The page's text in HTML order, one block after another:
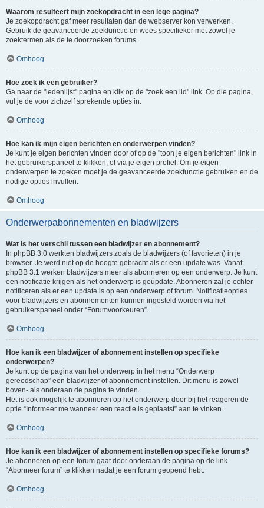
Waarom resulteert mijn zoekopdracht in een lege pagina?
Je zoekopdracht gaf meer resultaten dan de webserver kon verwerken.
Gebruik de geavanceerde zoekfunctie en wees specifieker met zowel je
zoektermen als de te doorzoeken forums.
Omhoog
Hoe zoek ik een gebruiker?
Ga naar de "ledenlijst" pagina en klik op de "zoek een lid" link. Op die pagina,
vul je de voor zichzelf sprekende opties in.
Omhoog
Hoe kan ik mijn eigen berichten en onderwerpen vinden?
Je kunt je eigen berichten vinden door of op de "toon je eigen berichten" link in
het gebruikerspaneel te klikken, of via je eigen profiel. Om je eigen
onderwerpen te zoeken moet je de geavanceerde zoekfunctie gebruiken en de
nodige opties invullen.
Omhoog
Onderwerpabonnementen en bladwijzers
Wat is het verschil tussen een bladwijzer en abonnement?
In phpBB 3.0 werkten bladwijzers zoals de bladwijzers (of favorieten) in je
browser. Je werd niet op de hoogte gebracht als er een update was. Vanaf
phpBB 3.1 werken bladwijzers meer als abonneren op een onderwerp. Je kunt
een notificatie krijgen als het onderwerp is geüpdate. Abonneren zal je echter
notificeren als er een update is op een onderwerp of forum. Notificatieopties
voor bladwijzers en abonnementen kunnen ingesteld worden via het
gebruikerspaneel onder “Forumvoorkeuren”.
Omhoog
Hoe kan ik een bladwijzer of abonnement instellen op specifieke
onderwerpen?
Je kunt op de pagina van het onderwerp in het menu “Onderwerp
gereedschap” een bladwijzer of abonnement instellen. Dit menu is zowel
boven- als onderaan de pagina te vinden.
Het is ook mogelijk te abonneren op het onderwerp door bij het reageren de
optie “Informeer me wanneer een reactie is geplaatst” aan te vinken.
Omhoog
Hoe kan ik een bladwijzer of abonnement instellen op specifieke forums?
Je abonneren op een forum gaat door onderaan de pagina op de link
“Abonneer forum” te klikken nadat je een forum geopend hebt.
Omhoog